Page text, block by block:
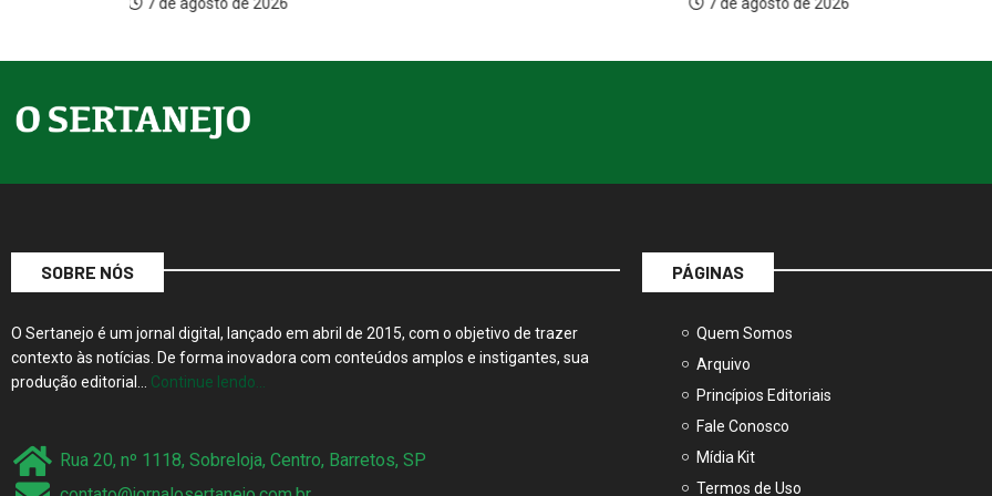
7 de agosto de 2026
SOBRE NÓS
O Sertanejo é um jornal digital, lançado em abril de 2015, com o objetivo de trazer
contexto às notícias. De forma inovadora com conteúdos amplos e instigantes, sua
produção editorial… Continue lendo…
Rua 20, nº 1118, Sobreloja, Centro, Barretos, SP
PÁGINAS
Quem Somos
Arquivo
Princípios Editoriais
Fale Conosco
Mídia Kit
Termos de Uso